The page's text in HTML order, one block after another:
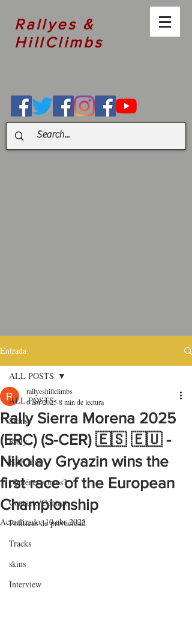
Rallyes &
HillClimbs
Entrada
ALL POSTS
Skins
Rally
HillClimb
¿Quiénes somos?
Contacto/Contact
Políticas de privacidad
Tracks
skins
Interview
ALL POSTS
Rally Sierra Morena 2025
(ERC) (S-CER) 🇪🇸 🇪🇺 -
Nikolay Gryazin wins the
first race of the European
Championship
rallyeshillclimbs
6 abr 20258 min de lectura
Actualizado:10 abr 2025